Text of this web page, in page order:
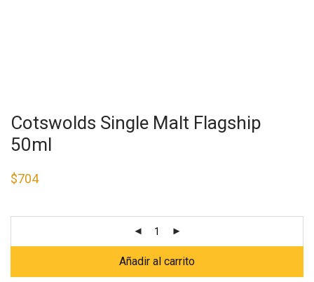
Cotswolds Single Malt Flagship
50ml
$704
Añadir al carrito